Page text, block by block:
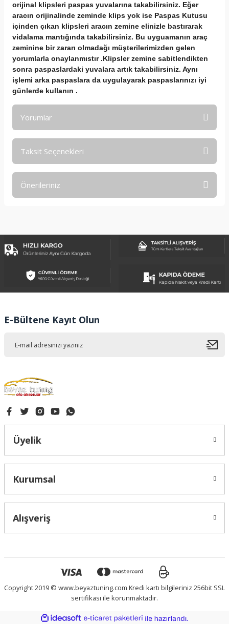
orijinal klipsleri paspas yuvalarına takabilirsiniz. Eğer
aracın orijinalinde zeminde klips yok ise Paspas Kutusu
içinden çıkan klipsleri aracın zemine elinizle bastırarak
vidalama mantığında takabilirsiniz. Bu uyguamanın araç
zeminine bir zararı olmadağı müşterilerimizden gelen
yorumlarla onaylanmıstır .Klipsler zemine sabitlendikten
sonra paspaslardaki yuvalara artık takabilirsiniz. Aynı
işlemi arka paspaslara da uygulayarak paspaslarınızı iyi
günlerde kullanın .
Yorumlar
Taksit Seçenekleri
Önerileriniz
Görüş ve önerileriniz için teşekkür ederiz.
Ürün açıklamasında eksik bilgiler bulunuyor.
Ürün bilgilerinde hatalar bulunuyor.
Bu ürüne benzer farklı alternatifler olmalı.
E-Bültene Kayıt Olun
Üyelik
Kurumsal
Alışveriş
Copyright 2019 © www.beyaztuning.com Kredi kartı bilgileriniz 256bit SSL
sertifikası ile korunmaktadır.
ideasoft
e-